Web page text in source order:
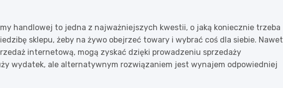
handlowej to jedna z najważniejszych kwestii, o jaką koniecznie trzeba
sklepu, żeby na żywo obejrzeć towary i wybrać coś dla siebie. Nawet
internetową, mogą zyskać dzięki prowadzeniu sprzedaży
wydatek, ale alternatywnym rozwiązaniem jest wynajem odpowiedniej